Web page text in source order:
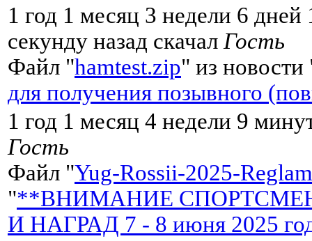
1 год 1 месяц 3 недели 6
секунду назад скачал Гость
Файл "hamtest.zip" из новости
для получения позывного
1 год 1 месяц 4 недели 9
Гость
Файл "Yug-Rossii-2025-
"**ВНИМАНИЕ
И НАГРАД 7 - 8 июня 2025